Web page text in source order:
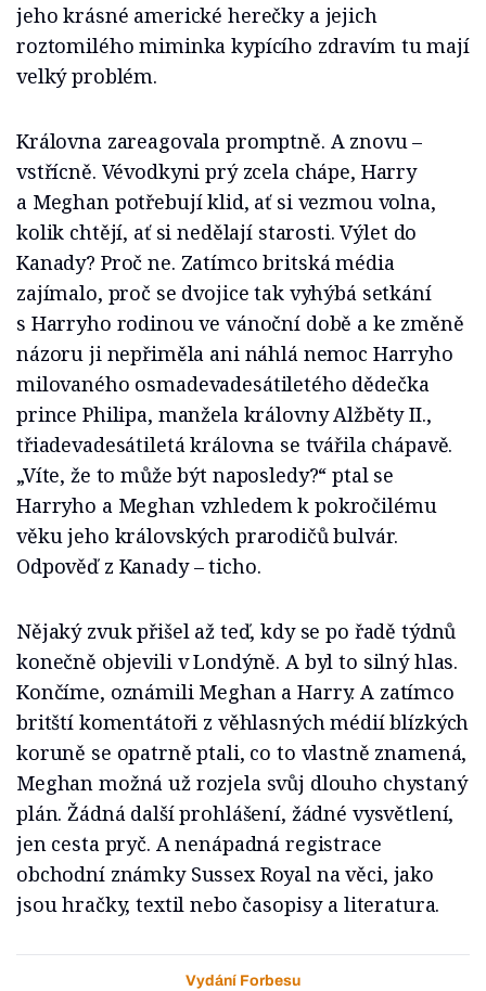
jeho krásné americké herečky a jejich
roztomilého miminka kypícího zdravím tu mají
velký problém.
Královna zareagovala promptně. A znovu –
vstřícně. Vévodkyni prý zcela chápe, Harry
a Meghan potřebují klid, ať si vezmou volna,
kolik chtějí, ať si nedělají starosti. Výlet do
Kanady? Proč ne. Zatímco britská média
zajímalo, proč se dvojice tak vyhýbá setkání
s Harryho rodinou ve vánoční době a ke změně
názoru ji nepřiměla ani náhlá nemoc Harryho
milovaného osmadevadesátiletého dědečka
prince Philipa, manžela královny Alžběty II.,
třiadevadesátiletá královna se tvářila chápavě.
„Víte, že to může být naposledy?“ ptal se
Harryho a Meghan vzhledem k pokročilému
věku jeho královských prarodičů bulvár.
Odpověď z Kanady – ticho.
Nějaký zvuk přišel až teď, kdy se po řadě týdnů
konečně objevili v Londýně. A byl to silný hlas.
Končíme, oznámili Meghan a Harry. A zatímco
britští komentátoři z věhlasných médií blízkých
koruně se opatrně ptali, co to vlastně znamená,
Meghan možná už rozjela svůj dlouho chystaný
plán. Žádná další prohlášení, žádné vysvětlení,
jen cesta pryč. A nenápadná registrace
obchodní známky Sussex Royal na věci, jako
jsou hračky, textil nebo časopisy a literatura.
Vydání Forbesu